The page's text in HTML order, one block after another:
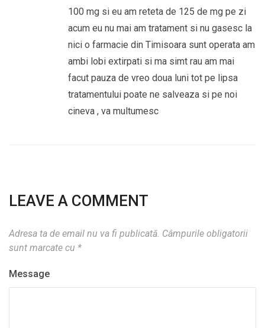
100 mg si eu am reteta de 125 de mg pe zi
acum eu nu mai am tratament si nu gasesc la
nici o farmacie din Timisoara sunt operata am
ambi lobi extirpati si ma simt rau am mai
facut pauza de vreo doua luni tot pe lipsa
tratamentului poate ne salveaza si pe noi
cineva , va multumesc
LEAVE A COMMENT
Adresa ta de email nu va fi publicată. Câmpurile obligatorii
sunt marcate cu *
Message